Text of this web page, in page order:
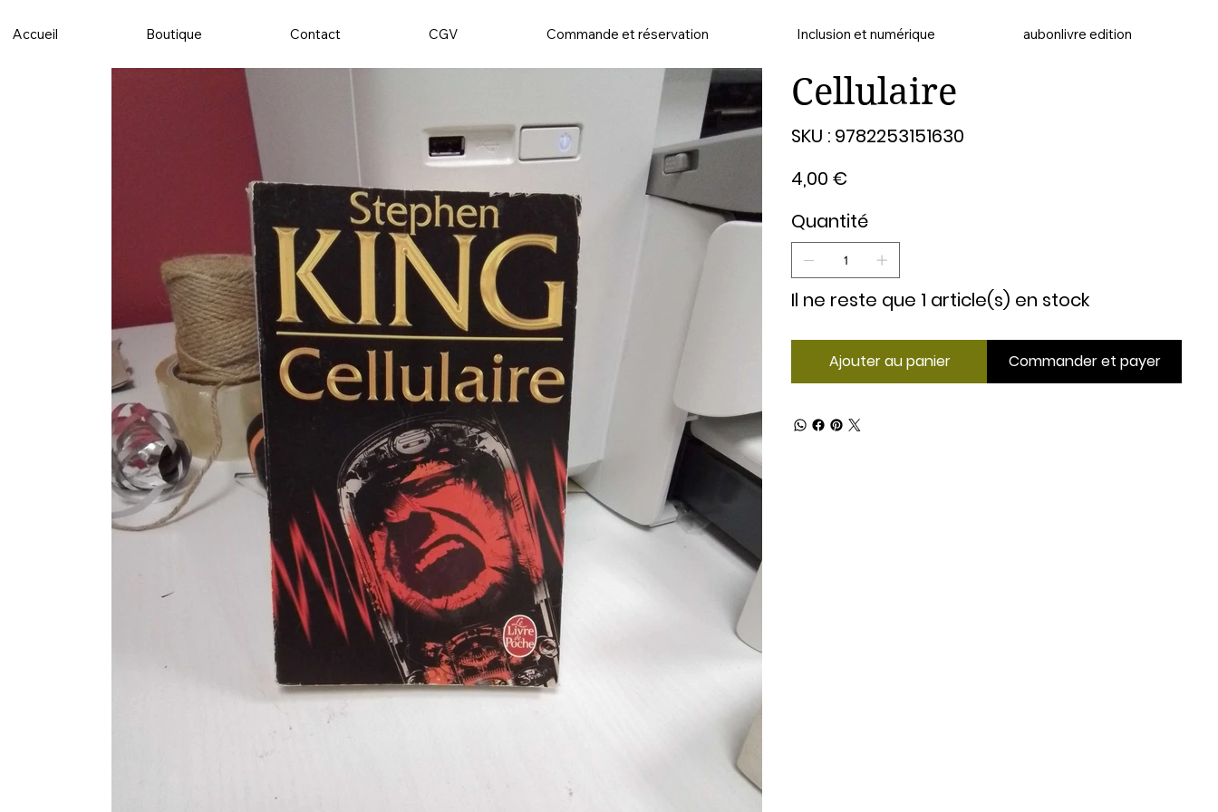
Accueil Boutique Contact CGV Commande et réservation Inclusion et numérique aubonlivre edition
Cellulaire
SKU : 9782253151630
9782253151630
4,00 €
Quantité
Il ne reste que 1 article(s) en stock
Ajouter au panier Commander et payer